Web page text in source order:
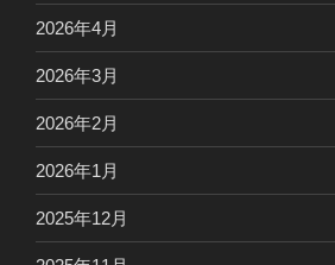
2026年4月
2026年3月
2026年2月
2026年1月
2025年12月